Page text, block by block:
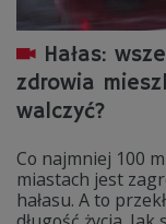
Hałas:
zdrowia
walczyć?
Co najmniej 100
miastach jest
hałasu. A to